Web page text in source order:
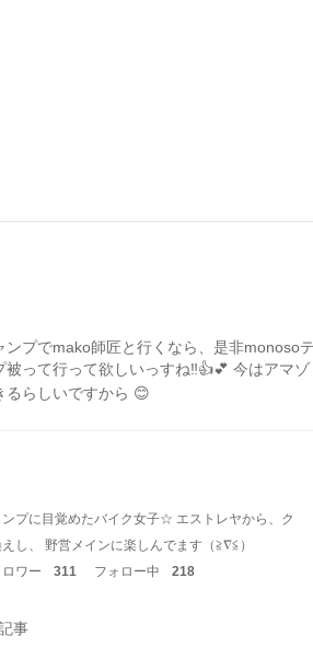
ンプでmako師匠と行くなら、是非monoso
被って行って欲しいっすね‼️👍💕 今はアマゾ
るらしいですから 😊
プに目覚めたバイク女子☆ エストレヤから、ク
し、 野営メインに楽しんでます（≧∇≦）
ワー 311 フォロー中 218
事